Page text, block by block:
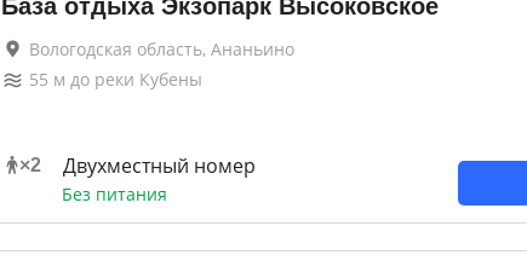
База отдыха Экзопарк Высоковское
Вологодская область, Ананьино
55 м до реки Кубены
×2 Двухместный номер
Без питания